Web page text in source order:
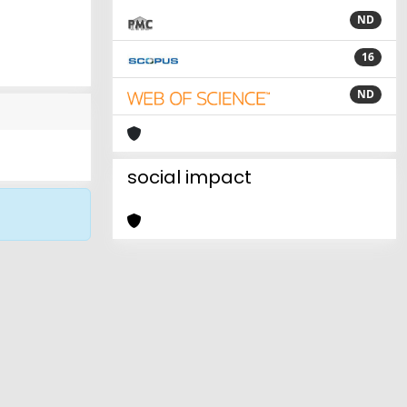
ND
16
ND
social impact